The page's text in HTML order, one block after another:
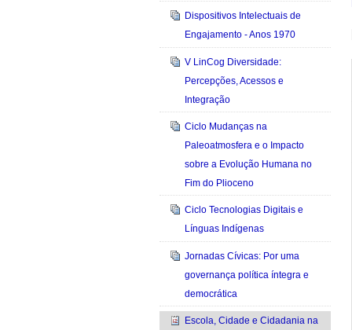
Dispositivos Intelectuais de
Engajamento - Anos 1970
V LinCog Diversidade:
Percepções, Acessos e
Integração
Ciclo Mudanças na
Paleoatmosfera e o Impacto
sobre a Evolução Humana no
Fim do Plioceno
Ciclo Tecnologias Digitais e
Línguas Indígenas
Jornadas Cívicas: Por uma
governança política íntegra e
democrática
Escola, Cidade e Cidadania na